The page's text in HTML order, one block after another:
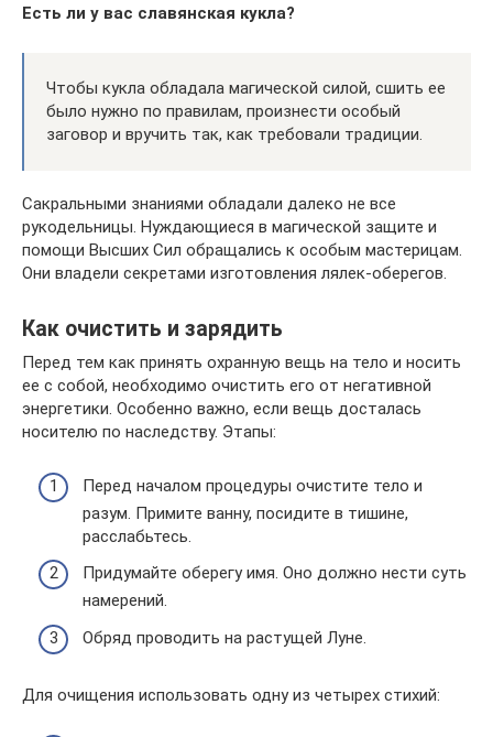
Есть ли у вас славянская кукла?
Чтобы кукла обладала магической силой, сшить ее
было нужно по правилам, произнести особый
заговор и вручить так, как требовали традиции.
Сакральными знаниями обладали далеко не все
рукодельницы. Нуждающиеся в магической защите и
помощи Высших Сил обращались к особым мастерицам.
Они владели секретами изготовления лялек-оберегов.
Как очистить и зарядить
Перед тем как принять охранную вещь на тело и носить
ее с собой, необходимо очистить его от негативной
энергетики. Особенно важно, если вещь досталась
носителю по наследству. Этапы:
Перед началом процедуры очистите тело и
разум. Примите ванну, посидите в тишине,
расслабьтесь.
Придумайте оберегу имя. Оно должно нести суть
намерений.
Обряд проводить на растущей Луне.
Для очищения использовать одну из четырех стихий: